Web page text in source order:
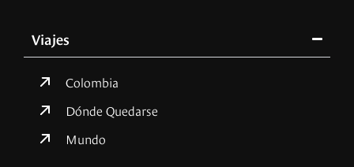
Viajes
Colombia
Dónde Quedarse
Mundo